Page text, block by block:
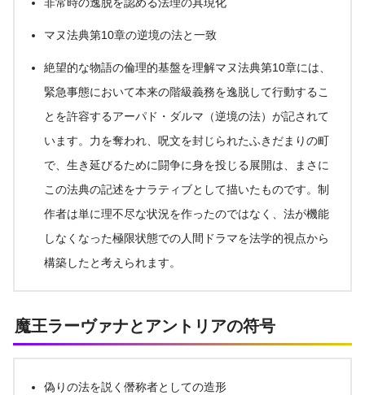
マヌ法典第10章の逆境の法と一致
絶望的な物語の倫理的基盤を理解マヌ法典第10章には、
緊急事態において本来の階級義務を逸脱して行動するこ
とを許容するアーパド・ダルマ（逆境の法）が記されて
います。力を奪われ、呪文を封じられたふきだまりの町
で、生き延びるために闘争に身を投じる展開は、まさに
この法典の記述をナラティブとして描いたものです。制
作者は単に理不尽な状況を作ったのではなく、法が機能
しなくなった極限状態での人間ドラマを法学的視点から
構築したと考えられます。
魔王ラーヴァナとアントリアの符号
偽りの法を説く僭称者としての造形